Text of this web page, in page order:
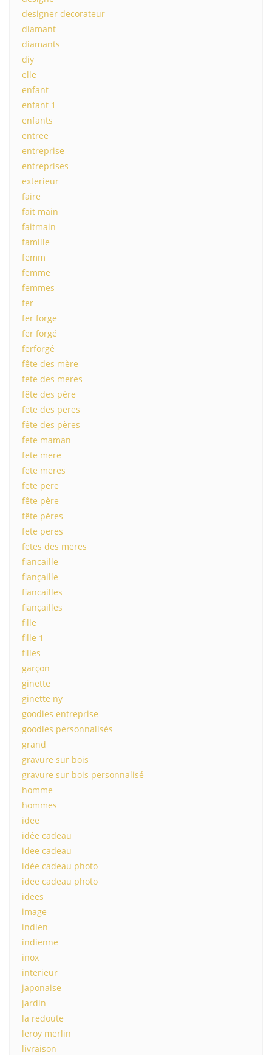
designer decorateur
diamant
diamants
diy
elle
enfant
enfant 1
enfants
entree
entreprise
entreprises
exterieur
faire
fait main
faitmain
famille
femm
femme
femmes
fer
fer forge
fer forgé
ferforgé
fête des mère
fete des meres
fête des père
fete des peres
fête des pères
fete maman
fete mere
fete meres
fete pere
fête père
fête pères
fete peres
fetes des meres
fiancaille
fiançaille
fiancailles
fiançailles
fille
fille 1
filles
garçon
ginette
ginette ny
goodies entreprise
goodies personnalisés
grand
gravure sur bois
gravure sur bois personnalisé
homme
hommes
idee
idée cadeau
idee cadeau
idée cadeau photo
idee cadeau photo
idees
image
indien
indienne
inox
interieur
japonaise
jardin
la redoute
leroy merlin
livraison